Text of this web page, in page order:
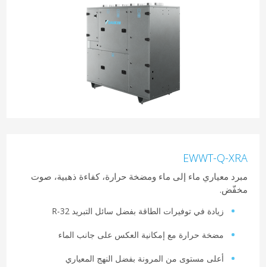
EWWT-Q-XRA
مبرد معياري ماء إلى ماء ومضخة حرارة، كفاءة ذهبية، صوت
مخفّض.
زيادة في توفيرات الطاقة بفضل سائل التبريد R-32
مضخة حرارة مع إمكانية العكس على جانب الماء
أعلى مستوى من المرونة بفضل النهج المعياري